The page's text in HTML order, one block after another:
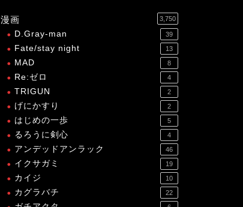
漫画 3,750
D.Gray-man 39
Fate/stay night 13
MAD 8
Re:ゼロ 4
TRIGUN 2
げにかすり 2
はじめの一歩 5
るろうに剣心 4
アンデッドアンラック 46
イクサガミ 19
カイジ 10
カグラバチ 22